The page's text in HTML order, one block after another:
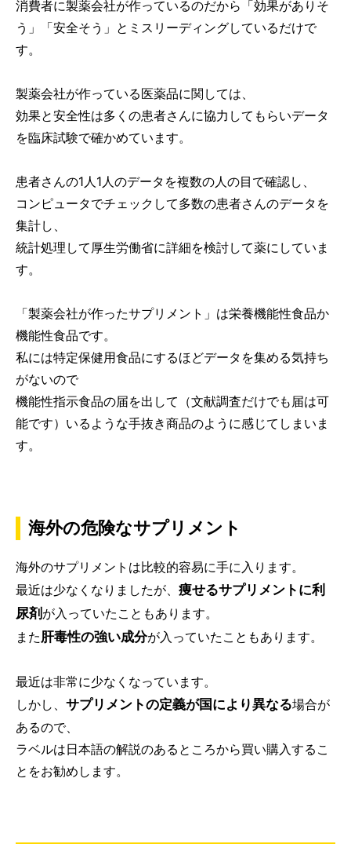
消費者に製薬会社が作っているのだから「効果がありそ
う」「安全そう」とミスリーディングしているだけで
す。
製薬会社が作っている医薬品に関しては、
効果と安全性は多くの患者さんに協力してもらいデータ
を臨床試験で確かめています。
患者さんの1人1人のデータを複数の人の目で確認し、
コンピュータでチェックして多数の患者さんのデータを
集計し、
統計処理して厚生労働省に詳細を検討して薬にしていま
す。
「製薬会社が作ったサプリメント」は栄養機能性食品か
機能性食品です。
私には特定保健用食品にするほどデータを集める気持ち
がないので
機能性指示食品の届を出して（文献調査だけでも届は可
能です）いるような手抜き商品のように感じてしまいま
す。
海外の危険なサプリメント
海外のサプリメントは比較的容易に手に入ります。
最近は少なくなりましたが、 痩せるサプリメントに利
尿剤 が入っていたこともあります。
また 肝毒性の強い成分が入っていたこともあります。
最近は非常に少なくなっています。
しかし、 サプリメントの定義が国により異なる場合が
あるので、
ラベルは日本語の解説のあるところから買い購入するこ
とをお勧めします。